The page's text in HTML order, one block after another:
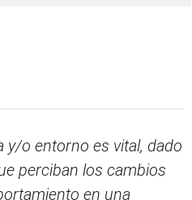
y/o entorno es vital, dado
perciban los cambios
en una